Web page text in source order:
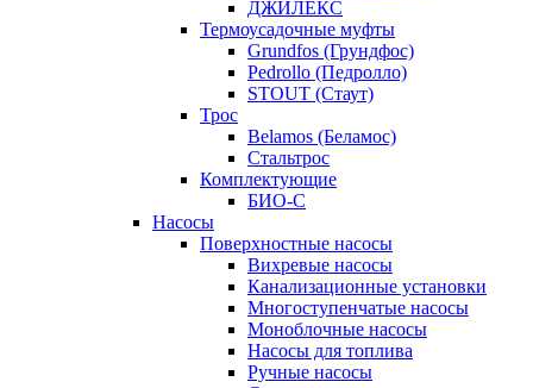
ДЖИЛЕКС
Термоусадочные муфты
Grundfos (Грундфос)
Pedrollo (Педролло)
STOUT (Стаут)
Трос
Belamos (Беламос)
Стальтрос
Комплектующие
БИО-С
Насосы
Поверхностные насосы
Вихревые насосы
Канализационные установки
Многоступенчатые насосы
Моноблочные насосы
Насосы для топлива
Ручные насосы